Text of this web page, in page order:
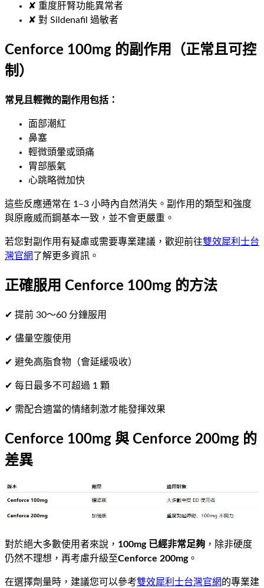
✘ 重度肝腎功能異常者
✘ 對 Sildenafil 過敏者
Cenforce 100mg 的副作用（正常且可控
制）
常見且輕微的副作用包括：
面部潮紅
鼻塞
輕微頭暈或頭痛
胃部脹氣
心跳略微加快
這些反應通常在 1–3 小時內自然消失。副作用的類型和強度
與原廠威而鋼基本一致，並不會更嚴重。
若您對副作用有疑慮或需要專業建議，歡迎前往雙效犀利士台
灣官網 了解更多資訊。
正確服用 Cenforce 100mg 的方法
✔ 提前 30～60 分鐘服用
✔ 儘量空腹使用
✔ 避免高脂食物（會延緩吸收）
✔ 每日最多不可超過 1 顆
✔ 需配合適當的情緒刺激才能發揮效果
Cenforce 100mg 與 Cenforce 200mg 的
差異
對於絕大多數使用者來說， 100mg 已經非常足夠 ，除非硬度
仍然不理想，再考慮升級至Cenforce 200mg。
在選擇劑量時，建議您可以參考雙效犀利士台灣官網 的專業建